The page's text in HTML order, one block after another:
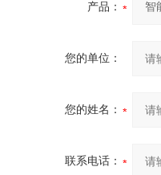
产品：
您的单位：
您的姓名：
联系电话：